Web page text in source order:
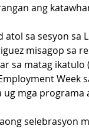
ang
atol sa sesyon sa
misagop sa
sa matag ikatulo
Week
ug mga programa
selebrasyon